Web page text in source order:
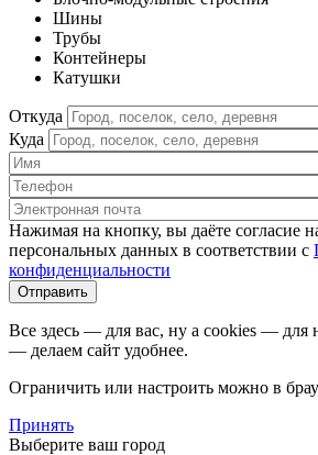
Шины
Трубы
Контейнеры
Катушки
Откуда
Куда
Нажимая на кнопку, вы даёте согласие
персональных данных в соответствии c
конфиденциальности
Все здесь — для вас, ну а cookies — для
— делаем сайт удобнее.
Ограничить или настроить можно в
Принять
Выберите ваш город